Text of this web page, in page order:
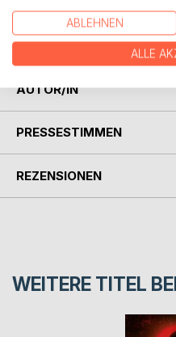
mehr verlieren könnte als
muss sie erkennen, dass
anderer Seite droht. Aus
AUTOR/IN
PRESSESTIMMEN
REZENSIONEN
WEITERE TITEL BEI
ABLEHNEN
ALLE